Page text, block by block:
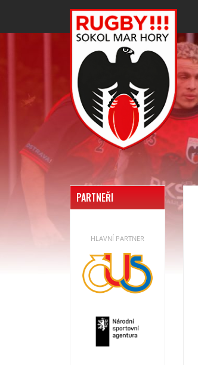
PARTNEŘI
HLAVNÍ PARTNER